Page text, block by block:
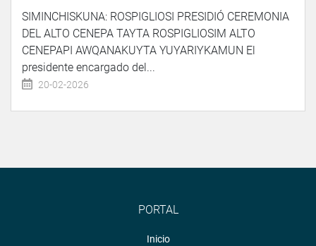
SIMINCHISKUNA: ROSPIGLIOSI PRESIDIÓ CEREMONIA
DEL ALTO CENEPA TAYTA ROSPIGLIOSIM ALTO
CENEPAPI AWQANAKUYTA YUYARIYKAMUN El
presidente encargado del...
20-02-2026
PORTAL
Inicio